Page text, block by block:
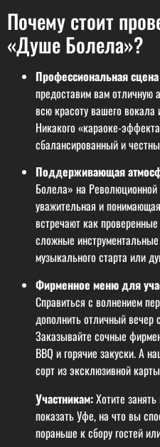
Почему стоит
«Душе Болела»?
Профессиональная
предоставим вам отличную
всю красоту вашего вокала
Никакого «караоке-
сбалансированный и
Поддерживающая
Болела» на
уважительная и
встречают как
сложные
музыкального старта или
Фирменное меню для
Справиться с волнением
дополнить отличный
Заказывайте сочные
BBQ и горячие закуски. А
сорт из эксклюзивной
Участникам:Хотите
показать Уфе, на что вы
пораньше к сбору гостей